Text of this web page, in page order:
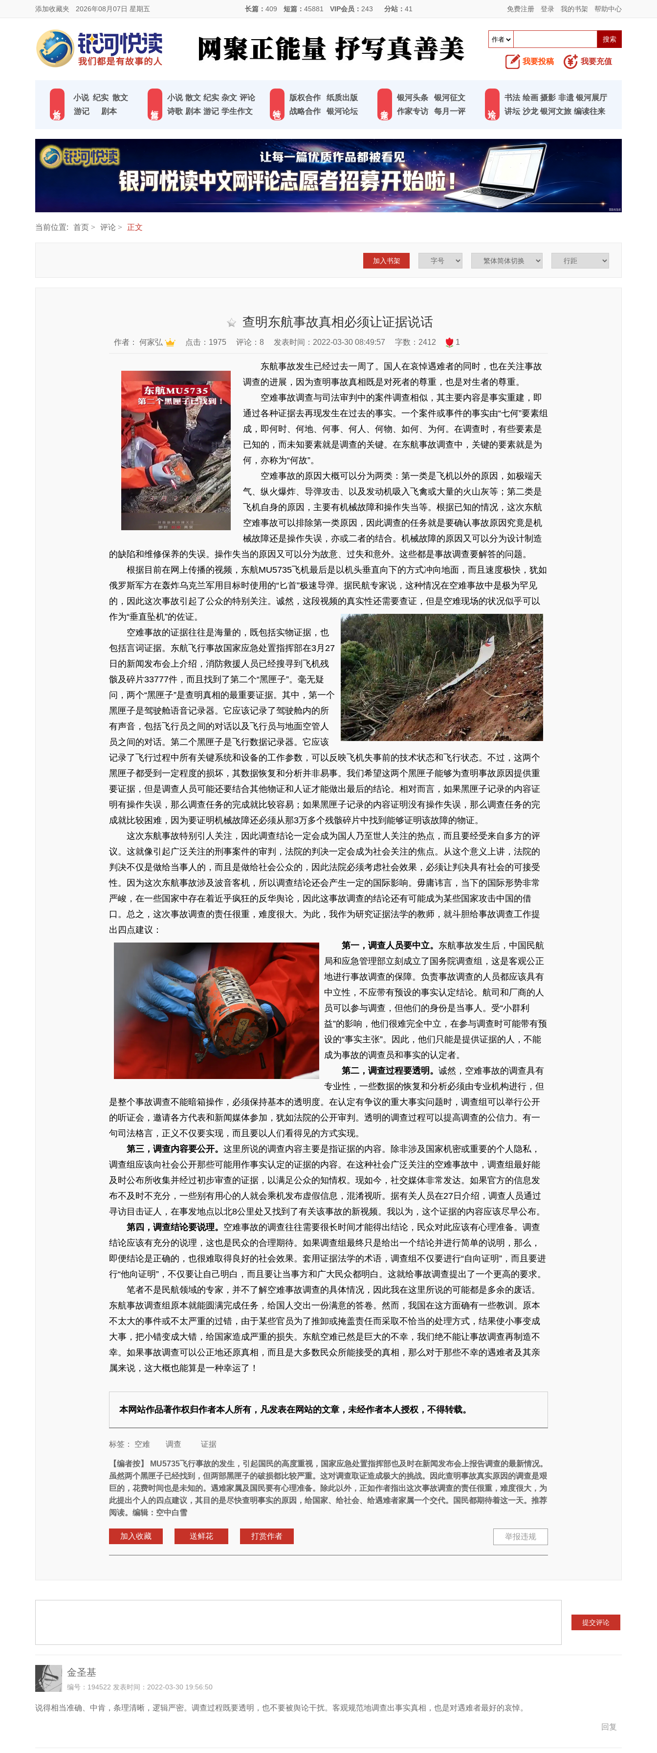
添加收藏夹 2026年08月07日 星期五 长篇： 409 短篇： 45881 VIP会员： 243 分站： 41 免费注册 登录 我的书架 帮助中心
我要投稿 我要充值
小说 纪实 散文
游记
剧本
小说 散文 纪实 杂文 评论
诗歌 剧本 游记 学生作文
版权合作
纸质出版
战略合作
银河论坛
银河头条
银河征文
作家专访
每月一评
书法 绘画 摄影 非遗 银河展厅
讲坛 沙龙 银河文旅 编读往来
当前位置: 首页 评论 正文
加入书架
查明东航事故真相必须让证据说话
作者： 何家弘 点击：1975 评论：8 发表时间：2022-03-30 08:49:57 字数：2412 1
东航事故发生已经过去一周了。国人在哀悼遇难者的同时，也在关注事故
调查的进展，因为查明事故真相既是对死者的尊重，也是对生者的尊重。
空难事故调查与司法审判中的案件调查相似，其主要内容是事实重建，即
通过各种证据去再现发生在过去的事实。一个案件或事件的事实由“七何”要素组
成，即何时、何地、何事、何人、何物、如何、为何。在调查时，有些要素是
已知的，而未知要素就是调查的关键。在东航事故调查中，关键的要素就是为
何，亦称为“何故”。
空难事故的原因大概可以分为两类：第一类是飞机以外的原因，如极端天
气、纵火爆炸、导弹攻击、以及发动机吸入飞禽或大量的火山灰等；第二类是
飞机自身的原因，主要有机械故障和操作失当等。根据已知的情况，这次东航
空难事故可以排除第一类原因，因此调查的任务就是要确认事故原因究竟是机
械故障还是操作失误，亦或二者的结合。机械故障的原因又可以分为设计制造
的缺陷和维修保养的失误。操作失当的原因又可以分为故意、过失和意外。这些都是事故调查要解答的问题。
根据目前在网上传播的视频，东航MU5735飞机最后是以机头垂直向下的方式冲向地面，而且速度极快，犹如
俄罗斯军方在轰炸乌克兰军用目标时使用的“匕首”极速导弹。据民航专家说，这种情况在空难事故中是极为罕见
的，因此这次事故引起了公众的特别关注。诚然，这段视频的真实性还需要查证，但是空难现场的状况似乎可以
作为“垂直坠机”的佐证。
空难事故的证据往往是海量的，既包括实物证据，也
包括言词证据。东航飞行事故国家应急处置指挥部在3月27
日的新闻发布会上介绍，消防救援人员已经搜寻到飞机残
骸及碎片33777件，而且找到了第二个“黑匣子”。毫无疑
问，两个“黑匣子”是查明真相的最重要证据。其中，第一个
黑匣子是驾驶舱语音记录器。它应该记录了驾驶舱内的所
有声音，包括飞行员之间的对话以及飞行员与地面空管人
员之间的对话。第二个黑匣子是飞行数据记录器。它应该
记录了飞行过程中所有关键系统和设备的工作参数，可以反映飞机失事前的技术状态和飞行状态。不过，这两个
黑匣子都受到一定程度的损坏，其数据恢复和分析并非易事。我们希望这两个黑匣子能够为查明事故原因提供重
要证据，但是调查人员可能还要结合其他物证和人证才能做出最后的结论。相对而言，如果黑匣子记录的内容证
明有操作失误，那么调查任务的完成就比较容易；如果黑匣子记录的内容证明没有操作失误，那么调查任务的完
成就比较困难，因为要证明机械故障还必须从那3万多个残骸碎片中找到能够证明该故障的物证。
这次东航事故特别引人关注，因此调查结论一定会成为国人乃至世人关注的热点，而且要经受来自多方的评
议。这就像引起广泛关注的刑事案件的审判，法院的判决一定会成为社会关注的焦点。从这个意义上讲，法院的
判决不仅是做给当事人的，而且是做给社会公众的，因此法院必须考虑社会效果，必须让判决具有社会的可接受
性。因为这次东航事故涉及波音客机，所以调查结论还会产生一定的国际影响。毋庸讳言，当下的国际形势非常
严峻，在一些国家中存在着近乎疯狂的反华舆论，因此这事故调查的结论还有可能成为某些国家攻击中国的借
口。总之，这次事故调查的责任很重，难度很大。为此，我作为研究证据法学的教师，就斗胆给事故调查工作提
出四点建议：
第一，调查人员要中立。 东航事故发生后，中国民航
局和应急管理部立刻成立了国务院调查组，这是客观公正
地进行事故调查的保障。负责事故调查的人员都应该具有
中立性，不应带有预设的事实认定结论。航司和厂商的人
员可以参与调查，但他们的身份是当事人。受“小群利
益”的影响，他们很难完全中立，在参与调查时可能带有预
设的“事实主张”。因此，他们只能是提供证据的人，不能
成为事故的调查员和事实的认定者。
第二，调查过程要透明。 诚然，空难事故的调查具有
专业性，一些数据的恢复和分析必须由专业机构进行，但
是整个事故调查不能暗箱操作，必须保持基本的透明度。在认定有争议的重大事实问题时，调查组可以举行公开
的听证会，邀请各方代表和新闻媒体参加，犹如法院的公开审判。透明的调查过程可以提高调查的公信力。有一
句司法格言，正义不仅要实现，而且要以人们看得见的方式实现。
第三，调查内容要公开。 这里所说的调查内容主要是指证据的内容。除非涉及国家机密或重要的个人隐私，
调查组应该向社会公开那些可能用作事实认定的证据的内容。在这种社会广泛关注的空难事故中，调查组最好能
及时公布所收集并经过初步审查的证据，以满足公众的知情权。现如今，社交媒体非常发达。如果官方的信息发
布不及时不充分，一些别有用心的人就会乘机发布虚假信息，混淆视听。据有关人员在27日介绍，调查人员通过
寻访目击证人，在事发地点以北8公里处又找到了有关该事故的新视频。我以为，这个证据的内容应该尽早公布。
第四，调查结论要说理。 空难事故的调查往往需要很长时间才能得出结论，民众对此应该有心理准备。调查
结论应该有充分的说理，这也是民众的合理期待。如果调查组最终只是给出一个结论并进行简单的说明，那么，
即便结论是正确的，也很难取得良好的社会效果。套用证据法学的术语，调查组不仅要进行“自向证明”，而且要进
行“他向证明”，不仅要让自己明白，而且要让当事方和广大民众都明白。这就给事故调查提出了一个更高的要求。
笔者不是民航领域的专家，并不了解空难事故调查的具体情况，因此我在这里所说的可能都是多余的废话。
东航事故调查组原本就能圆满完成任务，给国人交出一份满意的答卷。然而，我国在这方面确有一些教训。原本
不太大的事件或不太严重的过错，由于某些官员为了推卸或掩盖责任而采取不恰当的处理方式，结果使小事变成
大事，把小错变成大错，给国家造成严重的损失。东航空难已然是巨大的不幸，我们绝不能让事故调查再制造不
幸。如果事故调查可以公正地还原真相，而且是大多数民众所能接受的真相，那么对于那些不幸的遇难者及其亲
属来说，这大概也能算是一种幸运了！
本网站作品著作权归作者本人所有，凡发表在网站的文章，未经作者本人授权，不得转载。
标签： 空难 调查 证据
【编者按】
MU5735飞行事故的发生，引起国民的高度重视，国家应急处置指挥部也及时在新闻发布会上报告调查的最新情况。
虽然两个黑匣子已经找到，但两部黑匣子的破损都比较严重。这对调查取证造成极大的挑战。因此查明事故真实原因的调查是艰
巨的，花费时间也是未知的。遇难家属及国民要有心理准备。除此以外，正如作者指出这次事故调查的责任很重，难度很大，为
此提出个人的四点建议，其目的是尽快查明事实的原因，给国家、给社会、给遇难者家属一个交代。国民都期待着这一天。推荐
阅读。编辑：空中白雪
加入收藏 送鲜花 打赏作者 举报违规
金圣基
编号：194522 发表时间：2022-03-30 19:56:50
说得相当准确、中肯，条理清晰，逻辑严密。调查过程既要透明，也不要被舆论干扰。客观规范地调查出事实真相，也是对遇难者最好的哀悼。
回复